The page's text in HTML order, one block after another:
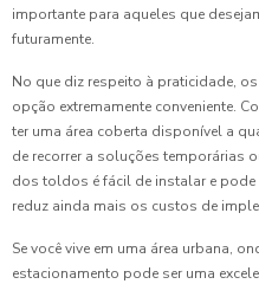
importante para aqueles que
futuramente.
No que diz respeito à praticidade,
opção extremamente conveniente.
ter uma área coberta disponível a
de recorrer a soluções temporárias
dos toldos é fácil de instalar e pode
reduz ainda mais os custos de
Se você vive em uma área urbana,
estacionamento pode ser uma